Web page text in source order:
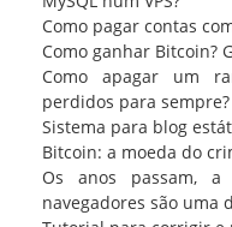
Como pagar contas
Como ganhar Bitcoin?
Como apagar um
perdidos para sempre?
Sistema para blog
Bitcoin: a moeda do
Os anos passam,
navegadores são uma